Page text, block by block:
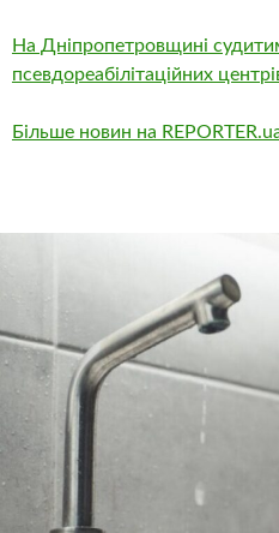
На Дніпропетровщині
псевдореабілітаційних
Більше новин на